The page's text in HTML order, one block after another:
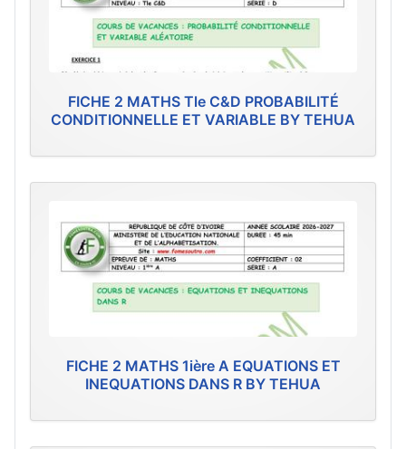
FICHE 2 MATHS Tle C&D PROBABILITÉ
CONDITIONNELLE ET VARIABLE BY TEHUA
FICHE 2 MATHS 1ière A EQUATIONS ET
INEQUATIONS DANS R BY TEHUA